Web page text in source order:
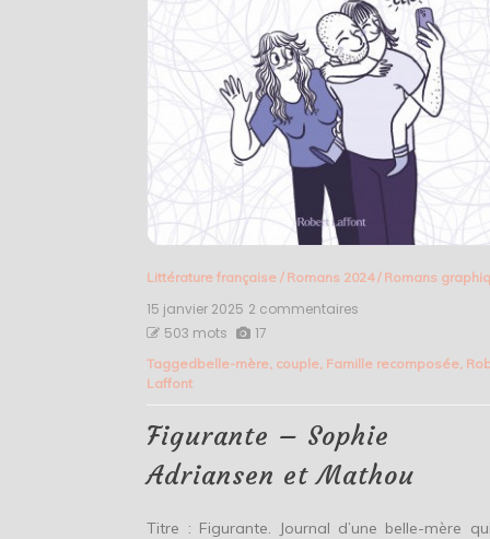
Littérature française / Romans 2024/ Romans
15 janvier 2025 2 commentaires
Sophie
Mathou
503 mots 17
Taggedbelle-mère couple Famille recomposée
Laffont
Figurante – Sophie
Adriansen et Mathou
Titre : Figurante. Journal d’une belle-mère